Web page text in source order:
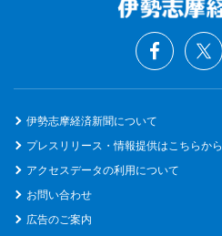
伊勢志摩経済新聞について
プレスリリース・情報提供はこちらから
アクセスデータの利用について
お問い合わせ
広告のご案内